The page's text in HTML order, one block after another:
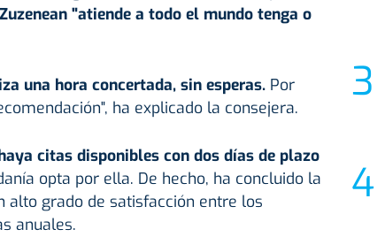
Zuzenean "atiende a todo el mundo tenga o
una hora concertada, sin esperas.Por
ha explicado la consejera.
citas disponibles con dos días de plazo
opta por ella. De hecho, ha concluido la
alto grado de satisfacción entre los
anuales.